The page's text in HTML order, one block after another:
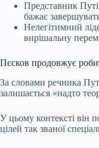
Представник
бажає
Нелегітимний
вирішальну
Пєсков продовжує
За словами речника
залишається «надто
У цьому контексті він
цілей так званої